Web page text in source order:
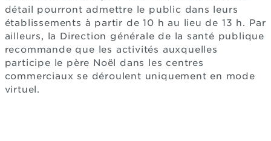
détail pourront admettre le public dans leurs
établissements à partir de 10 h au lieu de 13 h. Par
ailleurs, la Direction générale de la santé publique
recommande que les activités auxquelles
participe le père Noël dans les centres
commerciaux se déroulent uniquement en mode
virtuel.